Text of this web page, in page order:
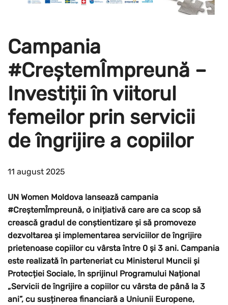
Campania
#CreștemÎmpreună –
Investiții în viitorul
femeilor prin servicii
de îngrijire a copiilor
11 august 2025
UN Women Moldova lansează campania
#CreștemÎmpreună, o inițiativă care are ca scop să
crească gradul de conștientizare și să promoveze
dezvoltarea și implementarea serviciilor de îngrijire
prietenoase copiilor cu vârsta între 0 și 3 ani. Campania
este realizată în parteneriat cu Ministerul Muncii și
Protecției Sociale, în sprijinul Programului Național
„Servicii de îngrijire a copiilor cu vârsta de până la 3
ani”, cu susținerea financiară a Uniunii Europene,